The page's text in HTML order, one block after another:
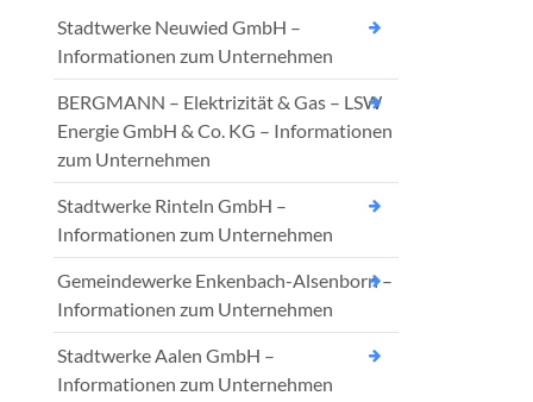
Stadtwerke Neuwied GmbH –
Informationen zum Unternehmen
BERGMANN – Elektrizität & Gas – LSW
Energie GmbH & Co. KG – Informationen
zum Unternehmen
Stadtwerke Rinteln GmbH –
Informationen zum Unternehmen
Gemeindewerke Enkenbach-Alsenborn –
Informationen zum Unternehmen
Stadtwerke Aalen GmbH –
Informationen zum Unternehmen